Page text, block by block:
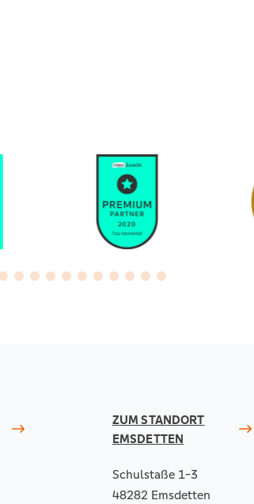
ZUM STANDORT
EMSDETTEN
Schulstaße 1-3
48282 Emsdetten